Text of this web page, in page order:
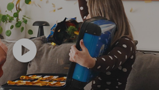
play_circle